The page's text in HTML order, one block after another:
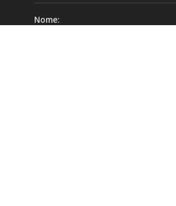
Nome: